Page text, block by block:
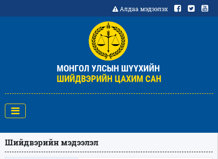
Алдаа мэдээлэх
Шийдвэрийн мэдээлэл